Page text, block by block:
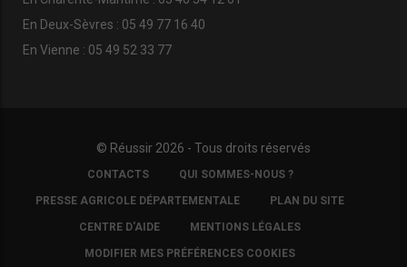
En Deux-Sèvres : 05 49 77 16 40
En Vienne : 05 49 52 33 77
© Réussir 2026 - Tous droits réservés
COPYRIGHTCONTACTS QUI SOMMES-NOUS ?
PRESSE AGRICOLE DÉPARTEMENTALE PLAN DU SITE
CENTRE D'AIDE MENTIONS LÉGALES
MODIFIER MES PRÉFÉRENCES COOKIES